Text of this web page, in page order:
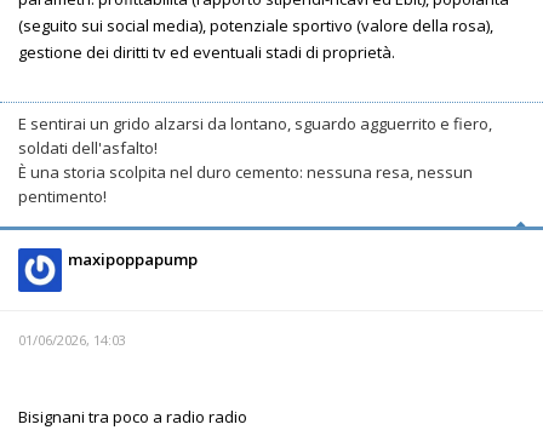
(seguito sui social media), potenziale sportivo (valore della rosa),
gestione dei diritti tv ed eventuali stadi di proprietà.
E sentirai un grido alzarsi da lontano, sguardo agguerrito e fiero,
soldati dell'asfalto!
È una storia scolpita nel duro cemento: nessuna resa, nessun
pentimento!
maxipoppapump
01/06/2026, 14:03
Bisignani tra poco a radio radio